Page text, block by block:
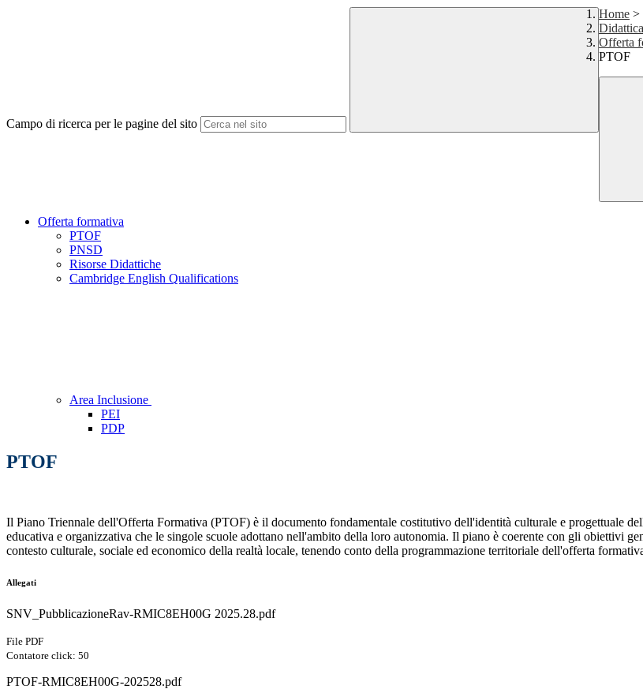
Campo di ricerca per le pagine del sito
Home >
Didattica
Offerta
PTOF
Offerta formativa
PTOF
PNSD
Risorse Didattiche
Cambridge English Qualifications
Area Inclusione
PEI
PDP
PTOF
Il Piano Triennale dell'Offerta Formativa (PTOF) è il documento fondamentale costitutivo dell'identità culturale e progettuale
educativa e organizzativa che le singole scuole adottano nell'ambito della loro autonomia. Il piano è coerente con gli obiettivi
contesto culturale, sociale ed economico della realtà locale, tenendo conto della programmazione territoriale dell'offerta
Allegati
SNV_PubblicazioneRav-RMIC8EH00G 2025.28.pdf
File PDF
Contatore click: 50
PTOF-RMIC8EH00G-202528.pdf